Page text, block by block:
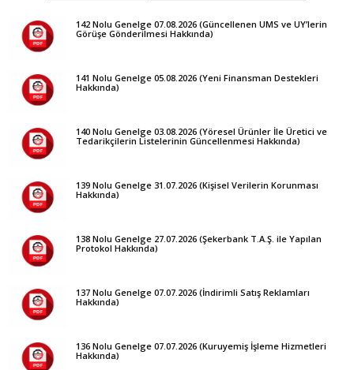
142 Nolu Genelge 07.08.2026 (Güncellenen UMS ve UY’lerin
Görüşe Gönderilmesi Hakkında)
141 Nolu Genelge 05.08.2026 (Yeni Finansman Destekleri
Hakkında)
140 Nolu Genelge 03.08.2026 (Yöresel Ürünler İle Üretici ve
Tedarikçilerin Listelerinin Güncellenmesi Hakkında)
139 Nolu Genelge 31.07.2026 (Kişisel Verilerin Korunması
Hakkında)
138 Nolu Genelge 27.07.2026 (Şekerbank T.A.Ş. ile Yapılan
Protokol Hakkında)
137 Nolu Genelge 07.07.2026 (İndirimli Satış Reklamları
Hakkında)
136 Nolu Genelge 07.07.2026 (Kuruyemiş İşleme Hizmetleri
Hakkında)